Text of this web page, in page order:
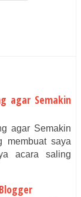
agar Semakin
agar Semakin
membuat saya
acara saling